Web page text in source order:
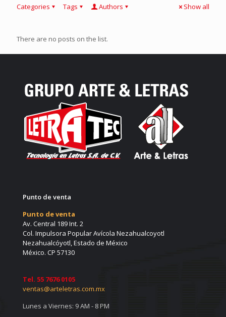
Categories Tags Authors Show all
There are no posts on the list.
Punto de venta
Punto de venta
Av. Central 189 Int. 2
Col. Impulsora Popular Avícola Nezahualcoyotl
Nezahualcóyotl, Estado de México
México. CP 57130
Tel. 55 7676 0105
ventas@arteletras.com.mx
Lunes a Viernes: 9 AM - 8 PM